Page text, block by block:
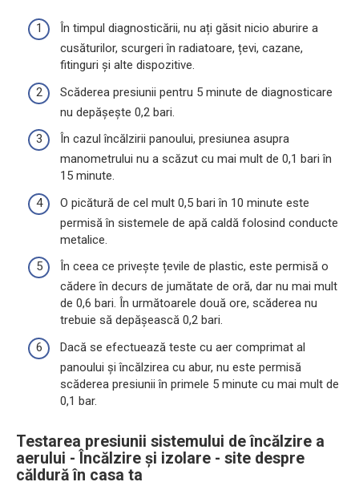
În timpul diagnosticării, nu ați găsit nicio aburire a
cusăturilor, scurgeri în radiatoare, țevi, cazane,
fitinguri și alte dispozitive.
Scăderea presiunii pentru 5 minute de diagnosticare
nu depășește 0,2 bari.
În cazul încălzirii panoului, presiunea asupra
manometrului nu a scăzut cu mai mult de 0,1 bari în
15 minute.
O picătură de cel mult 0,5 bari în 10 minute este
permisă în sistemele de apă caldă folosind conducte
metalice.
În ceea ce privește țevile de plastic, este permisă o
cădere în decurs de jumătate de oră, dar nu mai mult
de 0,6 bari. În următoarele două ore, scăderea nu
trebuie să depășească 0,2 bari.
Dacă se efectuează teste cu aer comprimat al
panoului și încălzirea cu abur, nu este permisă
scăderea presiunii în primele 5 minute cu mai mult de
0,1 bar.
Testarea presiunii sistemului de încălzire a
aerului - Încălzire și izolare - site despre
căldură în casa ta